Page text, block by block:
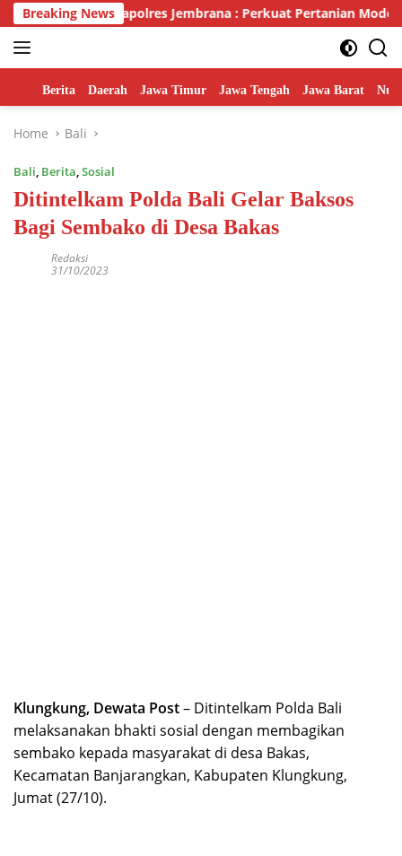
Skip
to
content
Breaking News
Kapolres Jembrana : Perkuat Pertanian Modern dan
Home
Berita Daerah Jawa Timur Jawa Tengah Jawa Barat
Home Bali
Bali, Berita,Sosial
Ditintelkam Polda Bali Gelar Baksos
Bagi Sembako di Desa Bakas
Redaksi
31/10/2023
Klungkung, Dewata Post– Ditintelkam Polda Bali
melaksanakan bhakti sosial dengan membagikan
sembako kepada masyarakat di desa Bakas,
Kecamatan Banjarangkan, Kabupaten Klungkung,
Jumat (27/10).